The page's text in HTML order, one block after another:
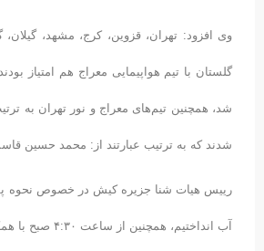
گلستان با تیم هواپیمایی معراج هم امتیاز
شدند که به ترتیب عبارتند از: محمد حسین
رییس هیات شنا جزیره کیش در خصوص نحوه
آب انداختیم، همچنین از ساعت ۴:۳۰ صبح با همکاران و ۲ شناور به مسیر مسابقه رفتیم تا GPS را فعال کنیم.